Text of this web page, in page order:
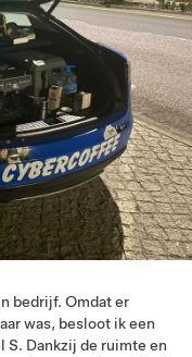
bedrijf. Omdat er
was, besloot ik een
Dankzij de ruimte en